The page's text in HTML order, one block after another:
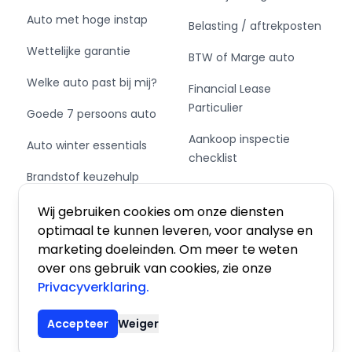
Wij gebruiken cookies om onze diensten
optimaal te kunnen leveren, voor analyse en
marketing doeleinden. Om meer te weten
over ons gebruik van cookies, zie onze
Privacyverklaring.
Accepteer Weiger
Auto met hoge instap
Wettelijke garantie
Welke auto past bij mij?
Goede 7 persoons auto
Auto winter essentials
Brandstof keuzehulp
Schakel of automaat?
Belasting / aftrekposten
BTW of Marge auto
Financial Lease
Particulier
Aankoop inspectie
checklist
Private Leasen,
Financieren of Kopen?
© 2026 De Auto Atlas, Inc. Alle rechten voorbehouden.